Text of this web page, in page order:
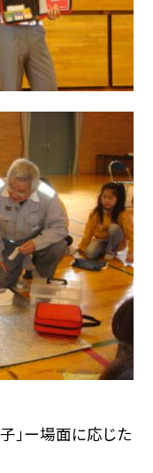
」ー場面に応じた